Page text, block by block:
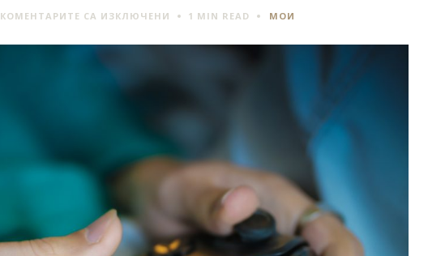
КОМЕНТАРИТЕ СА ИЗКЛЮЧЕНИ ЗА
КАТО
1 MIN READ МОИ